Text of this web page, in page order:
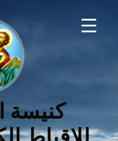
كنيسة